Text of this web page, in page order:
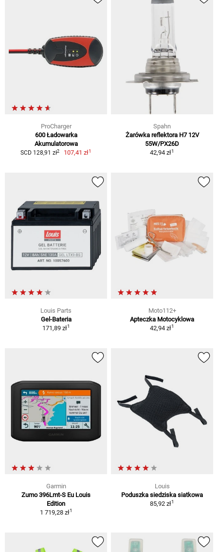
ProCharger
600 Ładowarka
Akumulatorowa
SCD 128,91 zł2 107,41 zł1
Spahn
Żarówka reflektora H7 12V
55W/PX26D
42,94 zł1
Louis Parts
Gel-Bateria
171,89 zł1
Moto112+
Apteczka Motocyklowa
42,94 zł1
Garmin
Zumo 396Lmt-S Eu Louis
Edition
1 719,28 zł1
Louis
Poduszka siedziska siatkowa
85,92 zł1